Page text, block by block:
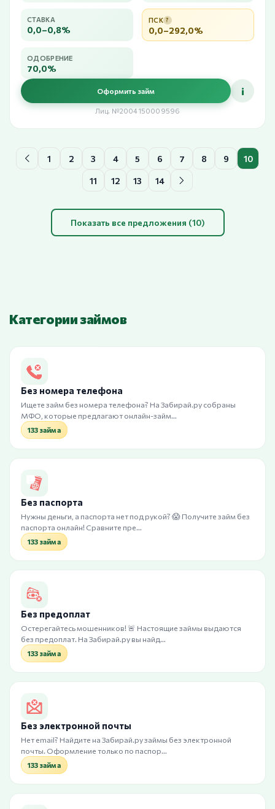
СТАВКА
0,0–0,8%
ПСК ?
0,0–292,0%
ОДОБРЕНИЕ
70,0%
Оформить займ i
Лиц. №2004150009596
1 2 3 4 5 6 7 8 9 10
11 12 13 14
Показать все предложения (10)
Категории займов
Без номера телефона
Ищете займ без номера телефона? На Забирай.ру собраны
МФО, которые предлагают онлайн-займ…
133 займа
Без паспорта
Нужны деньги, а паспорта нет под рукой? 😱 Получите займ без
паспорта онлайн! Сравните пре…
133 займа
Без предоплат
Остерегайтесь мошенников! 🚨 Настоящие займы выдаются
без предоплат. На Забирай.ру вы найд…
133 займа
Без электронной почты
Нет email? Найдите на Забирай.ру займы без электронной
почты. Оформление только по паспор…
133 займа